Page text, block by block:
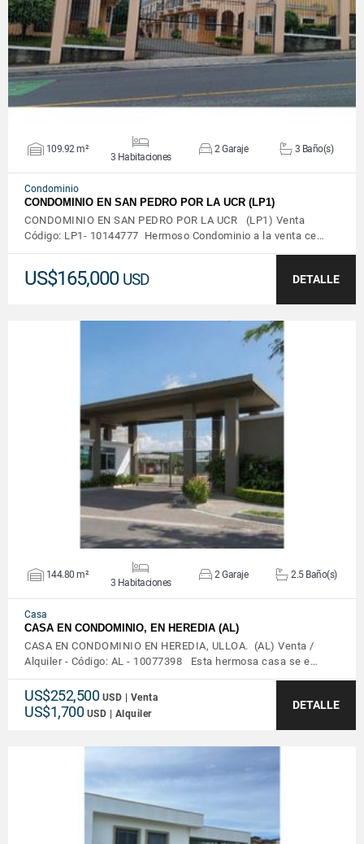
VER DETALLES
109.92 m²
3 Habitaciones
2 Garaje 3 Baño(s)
Condominio
CONDOMINIO EN SAN PEDRO POR LA UCR (LP1)
CONDOMINIO EN SAN PEDRO POR LA UCR (LP1) Venta
Código: LP1- 10144777 Hermoso Condominio a la venta ce…
US$165,000 USD DETALLE
VER DETALLES
144.80 m²
3 Habitaciones
2 Garaje 2.5 Baño(s)
Casa
CASA EN CONDOMINIO, EN HEREDIA (AL)
CASA EN CONDOMINIO EN HEREDIA, ULLOA. (AL) Venta /
Alquiler - Código: AL - 10077398 Esta hermosa casa se e…
US$252,500 USD | Venta
US$1,700 USD | Alquiler
DETALLE